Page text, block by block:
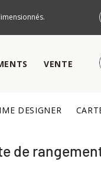
VENTE
DESIGNER
de